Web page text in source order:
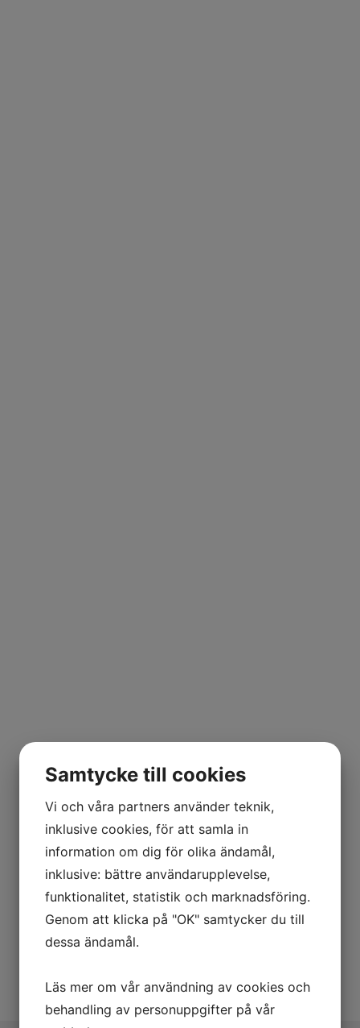
LÄS MER
ANMÄL DIG
LÄS MER
ANMÄL DIG
LÄS MER
ANMÄL DIG
MALLORCA
17 april - 2 maj 2027
LÄS MER
ANMÄL DIG
LÄS MER
ANMÄL DIG
LÄS MER
ANMÄL DIG
Samtycke till cookies
Vi och våra partners använder teknik,
inklusive cookies, för att samla in
information om dig för olika ändamål,
inklusive: bättre användarupplevelse,
funktionalitet, statistik och marknadsföring.
Genom att klicka på "OK" samtycker du till
dessa ändamål.
Läs mer om vår användning av cookies och
behandling av personuppgifter på vår